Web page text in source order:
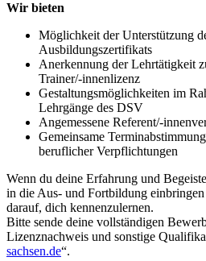
Wir bieten
Möglichkeit der Unterstützung
Ausbildungszertifikats
Anerkennung der Lehrtätigkeit
Trainer/-innenlizenz
Gestaltungsmöglichkeiten im
Lehrgänge des DSV
Angemessene Referent/-
Gemeinsame
beruflicher Verpflichtungen
Wenn du deine Erfahrung und
in die Aus- und Fortbildung
darauf, dich kennenzulernen.
Bitte sende deine vollständigen
Lizenznachweis und sonstige
sachsen.de“.